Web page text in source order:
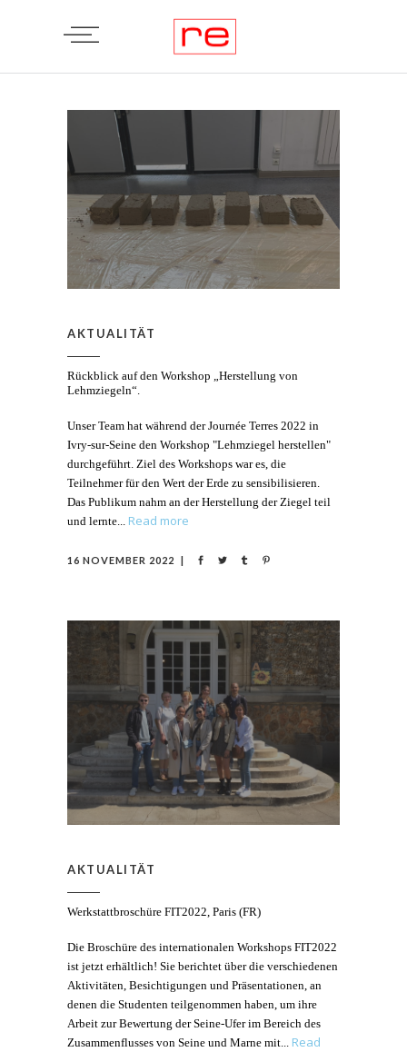
AKTUALITÄT
Rückblick auf den Workshop „Herstellung von
Lehmziegeln“.
Unser Team hat während der Journée Terres 2022 in
Ivry-sur-Seine den Workshop "Lehmziegel herstellen"
durchgeführt. Ziel des Workshops war es, die
Teilnehmer für den Wert der Erde zu sensibilisieren.
Das Publikum nahm an der Herstellung der Ziegel teil
und lernte
Read more
16 NOVEMBER 2022
AKTUALITÄT
Werkstattbroschüre FIT2022, Paris (FR)
Die Broschüre des internationalen Workshops FIT2022
ist jetzt erhältlich! Sie berichtet über die verschiedenen
Aktivitäten, Besichtigungen und Präsentationen, an
denen die Studenten teilgenommen haben, um ihre
Arbeit zur Bewertung der Seine-Ufer im Bereich des
Zusammenflusses von Seine und Marne mit
Read